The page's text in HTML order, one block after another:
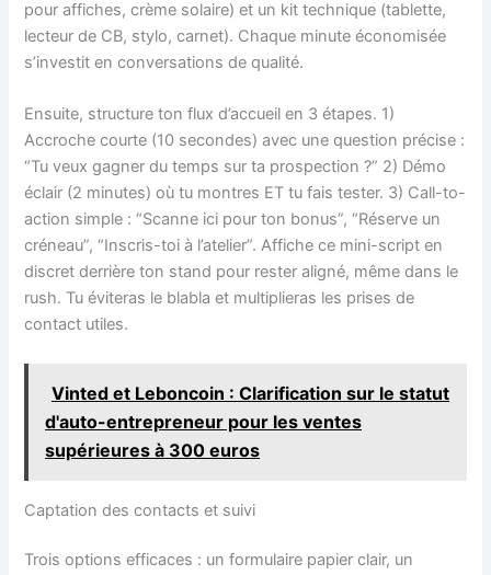
pour affiches, crème solaire) et un kit technique (tablette,
lecteur de CB, stylo, carnet). Chaque minute économisée
s’investit en conversations de qualité.
Ensuite, structure ton flux d’accueil en 3 étapes. 1)
Accroche courte (10 secondes) avec une question précise :
“Tu veux gagner du temps sur ta prospection ?” 2) Démo
éclair (2 minutes) où tu montres ET tu fais tester. 3) Call-to-
action simple : “Scanne ici pour ton bonus”, “Réserve un
créneau”, “Inscris-toi à l’atelier”. Affiche ce mini-script en
discret derrière ton stand pour rester aligné, même dans le
rush. Tu éviteras le blabla et multiplieras les prises de
contact utiles.
Vinted et Leboncoin : Clarification sur le statut
d'auto-entrepreneur pour les ventes
supérieures à 300 euros
Captation des contacts et suivi
Trois options efficaces : un formulaire papier clair, un